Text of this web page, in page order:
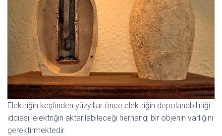
Elektriğin keşfinden yüzyıllar önce elektriğin depolanabilirliği
iddiası, elektriğin aktarılabileceği herhangi bir objenin varlığını
gerektirmektedir.